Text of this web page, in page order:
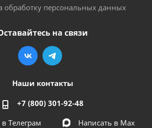
обработку персональных данных
на связи
Наши контакты
+7 (800) 301-92-48
Телеграм
Написать в Мах